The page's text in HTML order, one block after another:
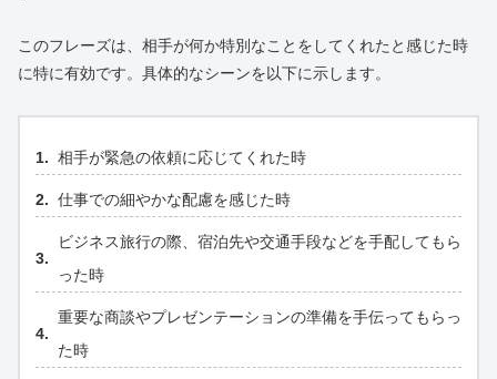
このフレーズは、相手が何か特別なことをしてくれたと感じた時
に特に有効です。具体的なシーンを以下に示します。
相手が緊急の依頼に応じてくれた時
仕事での細やかな配慮を感じた時
ビジネス旅行の際、宿泊先や交通手段などを手配してもら
った時
重要な商談やプレゼンテーションの準備を手伝ってもらっ
た時